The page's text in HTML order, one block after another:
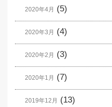
2020年4月 (5)
2020年3月 (4)
2020年2月 (3)
2020年1月 (7)
2019年12月 (13)